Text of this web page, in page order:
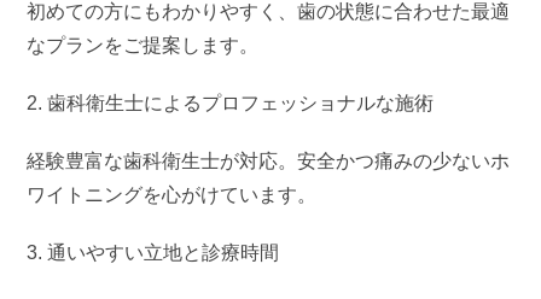
初めての方にもわかりやすく、歯の状態に合わせた最適
なプランをご提案します。
2. 歯科衛生士によるプロフェッショナルな施術
経験豊富な歯科衛生士が対応。安全かつ痛みの少ないホ
ワイトニングを心がけています。
3. 通いやすい立地と診療時間